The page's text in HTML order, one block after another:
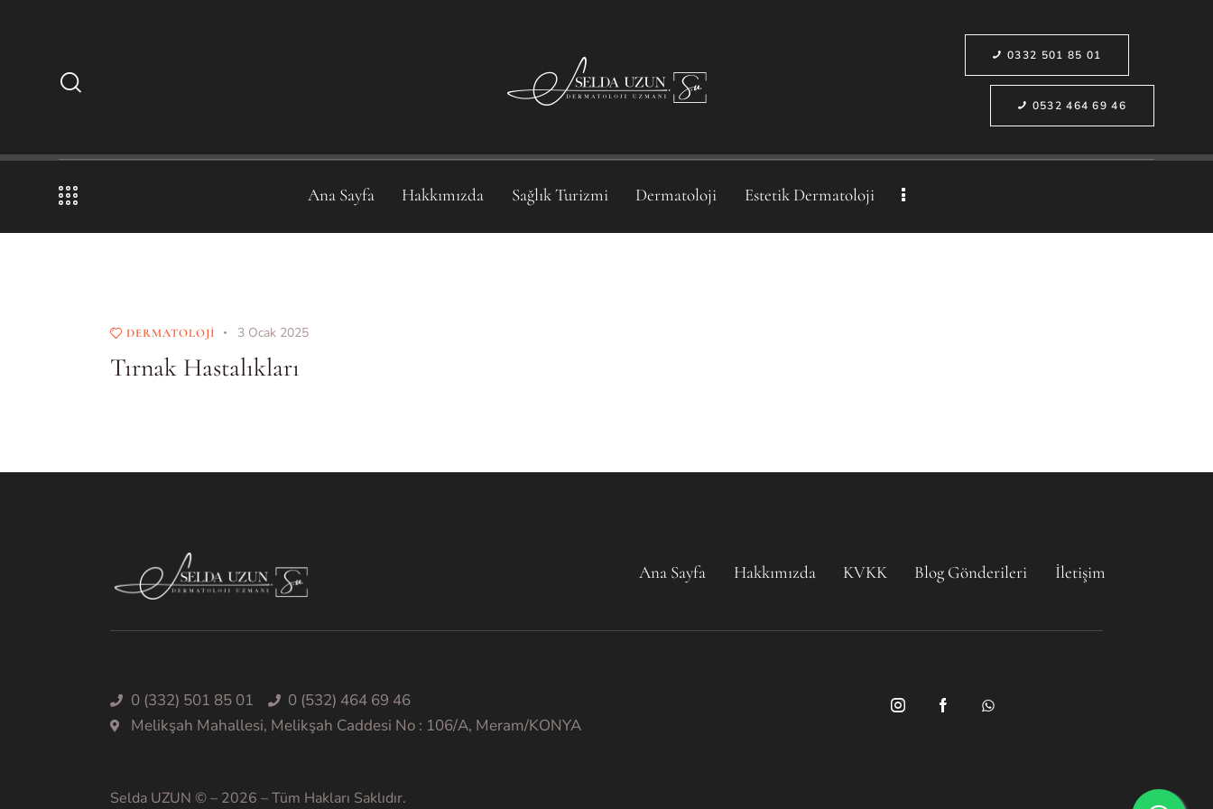
0332 501 85 01
0532 464 69 46
Ana Sayfa Hakkımızda Sağlık Turizmi Dermatoloji Estetik Dermatoloji
DERMATOLOJI 3 Ocak 2025
Tırnak Hastalıkları
Ana Sayfa Hakkımızda KVKK Blog Gönderileri İletişim
0 (332) 501 85 01
0 (532) 464 69 46
Melikşah Mahallesi, Melikşah Caddesi No : 106/A, Meram/KONYA
Selda UZUN © – 2026 – Tüm Hakları Saklıdır.